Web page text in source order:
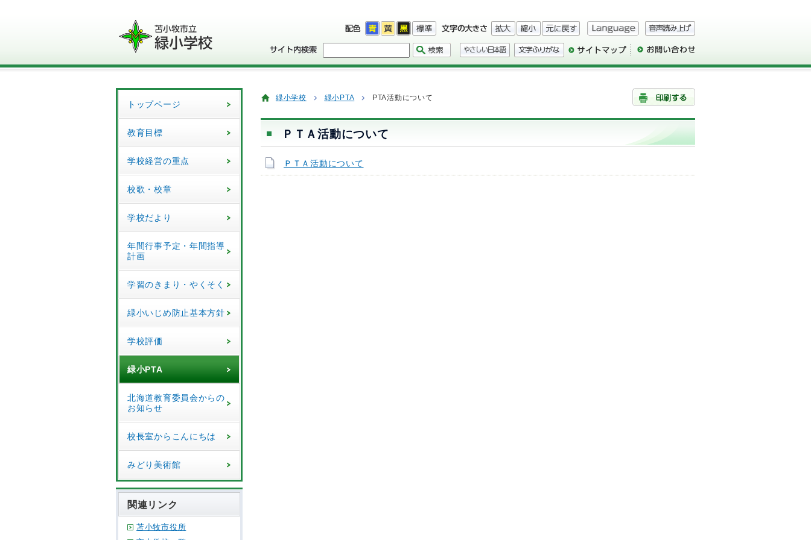
トップページ
教育目標
学校経営の重点
校歌・校章
学校だより
年間行事予定・年間指導
計画
学習のきまり・やくそく
緑小いじめ防止基本方針
学校評価
緑小PTA
北海道教育委員会からの
お知らせ
校長室からこんにちは
みどり美術館
関連リンク
苫小牧市役所
緑小学校 緑小PTA PTA活動について
ＰＴＡ活動について
ＰＴＡ活動について